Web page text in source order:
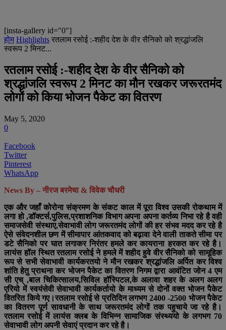
[insta-gallery id="0"]
होम Highlights रतलाम रसोई :-शहीद देश के वीर सैनिको को श्रद्धांजलि
स्वरूप 2 मिनट...
रतलाम रसोई :-शहीद देश के वीर सैनिको को
श्रद्धांजलि स्वरूप 2 मिनट का मौन रखकर जरूरतमंद
लोगों को किया भोजन पैकेट का वितरण
May 5, 2020
0
Facebook
Twitter
Pinterest
WhatsApp
News By – नीरज बरमेचा & विवेक चौधरी
एक और जहाँ कोरोना संक्रमण के संकट काल में पूरा विश्व उसकी रोकथाम में
लगा हो ,डॉक्टर्स,पुलिस,प्रशाशनिक विभाग अपना अपना कर्तव्य निभा रहे है वही
समाजसेवी संस्थाए,सेवाभावी लोग जरूरतमंद लोगों की हर संभव मदद कर रहे है
ऐसे संवेदनशील छण में सीमापार आंतकवाद को बढ़ावा देने वाली ताकते सीमा पर
डटे सैनिको पर घात लगाकर निरंतर हमले कर कायराना हरकत कर रहे है।
लायंस हॉल स्थित रतलाम रसोई ने हमले में शहीद हुवे वीर सैनिको को सामूहिक
रूप से सभी सेवाभावी कार्यकरतयो ने मौन रखकर श्रद्धांजलि अर्पित कर विश्व
शांति हेतु प्राथना कर भोजन पैकेट का वितरण निगम द्वारा आवंटित जोन 4 एम
सी एच् ,बाल चिकित्सालय,सिविल हॉस्पिटल,के अलावा शहर के अलग अलग
एरियो में स्वयंसेवी सेवाभावी कार्यकर्तायो के माध्यम से दोनों वक्त भोजन पैकेट
वितरित किये गए।रतलाम रसोई से प्रतिदिन लगभग 2400 -2500 भोजन पैकेट
का वितरण पूर्ण सावधानी के साथ जरूरतमंद लोगों तक पहुचाये जा रहे है।
रतलाम रसोई में लायंस क्लब के विभिन्न सामाजिक संस्थ्ययो के लगभग 70
सेवाभावी लोग अपनी सेवाएं प्रदान कर रहे है।